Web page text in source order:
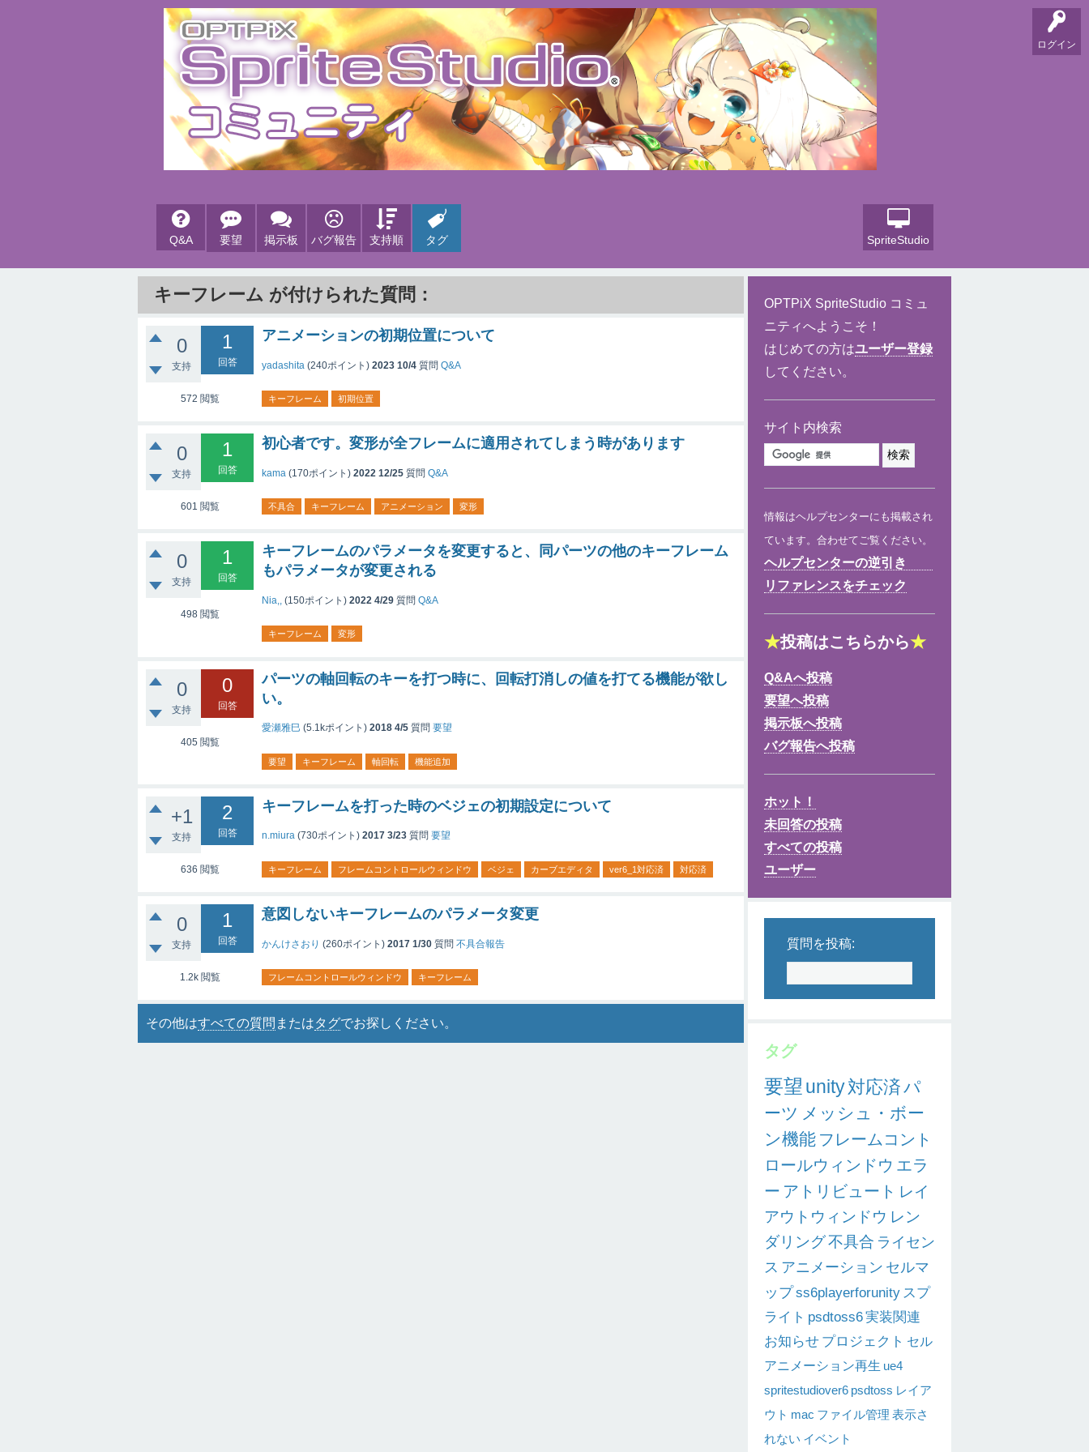
ログイン
Q&A 要望 掲示板 バグ報告 支持順 タグ SpriteStudio
キーフレーム が付けられた質問：
0
支持
1
回答
572 閲覧
アニメーションの初期位置について
yadashita (240ポイント) 2023 10/4 質問 Q&A
キーフレーム 初期位置
0
支持
1
回答
601 閲覧
初心者です。変形が全フレームに適用されてしまう時があります
kama (170ポイント) 2022 12/25 質問 Q&A
不具合 キーフレーム アニメーション 変形
0
支持
1
回答
498 閲覧
キーフレームのパラメータを変更すると、同パーツの他のキーフレーム
もパラメータが変更される
Nia,, (150ポイント) 2022 4/29 質問 Q&A
キーフレーム 変形
0
支持
0
回答
405 閲覧
パーツの軸回転のキーを打つ時に、回転打消しの値を打てる機能が欲し
い。
愛瀬雅巳 (5.1kポイント) 2018 4/5 質問 要望
要望 キーフレーム 軸回転 機能追加
+1
支持
2
回答
636 閲覧
キーフレームを打った時のベジェの初期設定について
n.miura (730ポイント) 2017 3/23 質問 要望
キーフレーム フレームコントロールウィンドウ ベジェ カーブエディタ ver6_1対応済 対応済
0
支持
1
回答
1.2k閲覧
意図しないキーフレームのパラメータ変更
かんけさおり (260ポイント) 2017 1/30 質問 不具合報告
フレームコントロールウィンドウ キーフレーム
その他はすべての質問 またはタグでお探しください。
OPTPiX SpriteStudio コミュ
ニティへようこそ！
はじめての方はユーザー登録
してください。
サイト内検索
情報はヘルプセンターにも掲載され
ています。合わせてご覧ください。
ヘルプセンターの逆引き
リファレンスをチェック
★投稿はこちらから★
Q&Aへ投稿
要望へ投稿
掲示板へ投稿
バグ報告へ投稿
ホット！
未回答の投稿
すべての投稿
ユーザー
質問を投稿:
タグ
要望 unity対応済パ
ーツ メッシュ・ボー
ン機能 フレームコント
ロールウィンドウ エラ
ー アトリビュート レイ
アウトウィンドウ レン
ダリング不具合 ライセン
ス アニメーション セルマ
ップss6playerforunity スプ
ライト psdtoss6実装関連
お知らせ プロジェクト セル
アニメーション再生 ue4
spritestudiover6 psdtoss レイア
ウト mac ファイル管理 表示さ
れない イベント